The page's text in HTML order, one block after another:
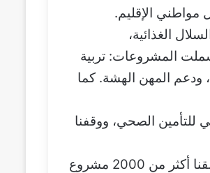
الإقليم.
التي شملت 6500 جوال ذرة، 5000 من السلال الغذائية،
شملت المشروعات: تربية
ودعم المهن الهشة. كما
للتأمين الصحي، ووقفنا
كما دشنا الدعم النقدي المباشر الذي استفاد منه 19,640 شخصا، واطلقنا أكثر من 2000 مشروع